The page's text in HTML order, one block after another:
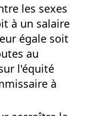
les sexes
à un salaire
égale soit
au
l'équité
à